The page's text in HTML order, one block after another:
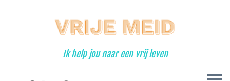
Ik help jou naar een vrij leven